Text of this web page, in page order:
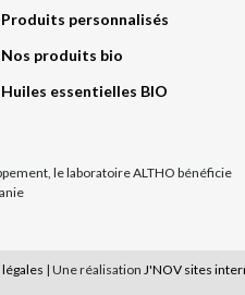
Produits personnalisés
Nos produits bio
Huiles essentielles BIO
le laboratoire ALTHO bénéficie
| Une réalisation J'NOV sites